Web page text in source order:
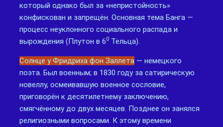
который однако был за «непристойность»
конфискован и запрещён. Основная тема Банга —
процесс неуклонного социального распада и
вырождения (Плутон в 60 Тельца).
Солнце у Фридриха фон Заллета — немецкого
поэта. Был военным; в 1830 году за сатирическую
новеллу, осмеивавшую военное сословие,
приговорён к десятилетнему заключению,
смягчённому до двух месяцев. Позднее он занялся
религиозными вопросами. К этому времени